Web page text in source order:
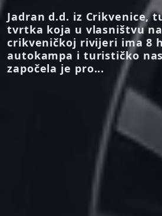
Jadran d.d. iz Crikvenice,
tvrtka koja u vlasništvu na
crikveničkoj rivijeri ima 8
autokampa i turističko
započela je pro...